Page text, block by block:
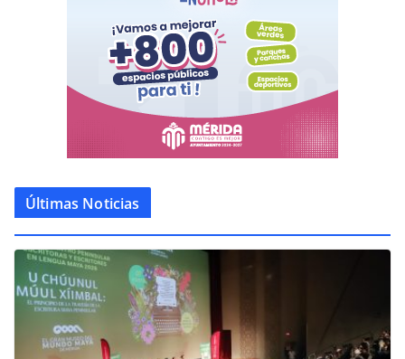
Últimas Noticias